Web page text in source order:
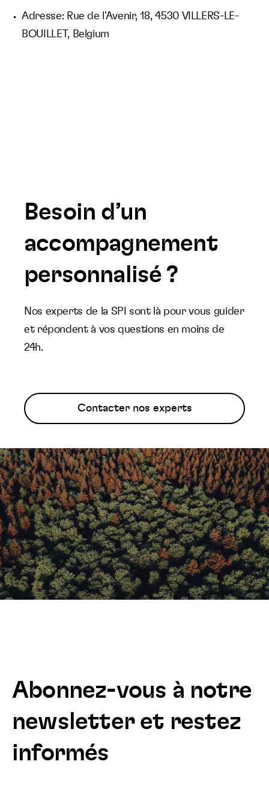
Adresse: Rue de l'Avenir, 18, 4530 VILLERS-LE-
BOUILLET, Belgium
Besoin d’un
accompagnement
personnalisé ?
Nos experts de la SPI sont là pour vous guider
et répondent à vos questions en moins de
24h.
Contacter nos experts
Abonnez-vous à notre
newsletter et restez
informés